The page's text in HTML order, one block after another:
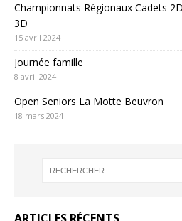
Championnats Régionaux Cadets
3D
15 avril 2024
Journée famille
8 avril 2024
Open Seniors La Motte Beuvron
18 mars 2024